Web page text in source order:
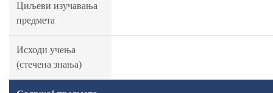
Циљеви изучавања
предмета
Исходи учења
(стечена знања)